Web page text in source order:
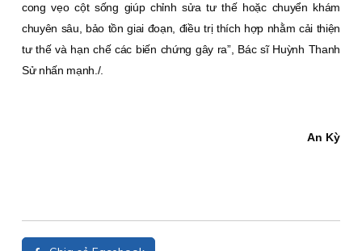
cong vẹo cột sống giúp chỉnh sửa tư thế hoặc chuyển khám
chuyên sâu, bảo tồn giai đoạn, điều trị thích hợp nhằm cải thiện
tư thế và hạn chế các biến chứng gây ra”, Bác sĩ Huỳnh Thanh
Sử nhấn mạnh./.
An Kỳ